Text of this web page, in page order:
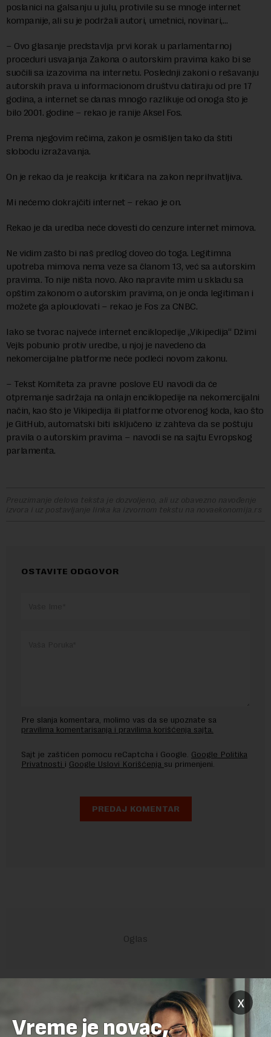
poslanici na galsanju u julu, protivile su se mnoge internet
kompanije, ali su je podržali autori, umetnici, novinari,…
– Ovo glasanje predstavlja prvi korak u parlamentarnoj
proceduri usvajanja Zakona o autorskim pravima kako bi se
suočili sa izazovima na internetu. Poslednji zakoni o rešavanju
autorskih prava u informacionom društvu datiraju od pre 17
godina, a internet se danas mnogo razlikuje od onoga što je
bilo 2001. godine – rekao je ranije Aksel Fos.
Prema njegovim rečima, zakon je osmišljen tako da štiti
slobodu izražavanja.
On je rekao da je reakcija kritičara na zakon neprihvatljiva.
Mi nećemo dokrajčiti internet – rekao je on.
Rekao je da uredba neće dovesti do cenzure internet mimova.
Ne vidim zašto bi naš predlog doveo do toga. Legitimna
upotreba mimova nema veze sa članom 13, već sa autorskim
pravima. To nije ništa novo. Ako napravite mim u skladu sa
opštim zakonom o autorskim pravima, on je onda legitiman i
možete ga aploudovati – rekao je Fos za CNBC.
Iako se tvorac najveće internet enciklopedije „Vikipedija“ Džimi
Vejls pobunio protiv uredbe, u njoj je navedeno da
nekomercijalne platforme neće podleći novom zakonu.
– Tekst Komiteta za pravne poslove EU navodi da će
otpremanje sadržaja na onlajn enciklopedije na nekomercijalni
način, kao što je Vikipedija ili platforme otvorenog koda, kao što
je GitHub, automatski biti isključeno iz zahteva da se poštuju
pravila o autorskim pravima – navodi se na sajtu Evropskog
parlamenta.
Preuzimanje delova teksta je dozvoljeno, ali uz obavezno navođenje
izvora i uz postavljanje linka ka izvornom tekstu na novaekonomija.rs
OSTAVITE ODGOVOR
Pre slanja komentara, molimo vas da se upoznate sa
pravilima komentarisanja i pravilima korišćenja sajta.
Sajt je zaštićen pomocu reCaptcha i Google. Google Politika
Privatnosti i Google Uslovi Korišćenja su primenjeni.
x
Vreme je novac,